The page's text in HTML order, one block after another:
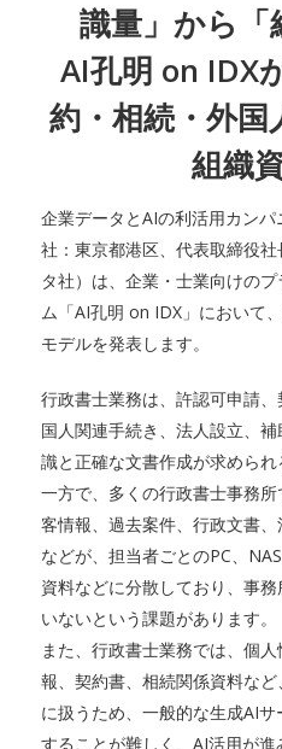
識量」から「
AI孔明 on IDX
約・相続・外国
組織
企業データとAIの利活用カン
社：東京都港区、代表取締役
タ社）は、企業・士業向けの
ム「AI孔明 on IDX」において
モデルを発表します。
行政書士業務は、許認可申請
国人関連手続き、法人設立、
識と正確な文書作成が求められ
一方で、多くの行政書士事務
客情報、過去案件、行政文書
などが、担当者ごとのPC、
資料などに分散しており、事
いないという課題があります。
また、行政書士業務では、個
報、契約書、相続関係資料な
に扱うため、一般的な生成AI
することが難しく、AI活用が進